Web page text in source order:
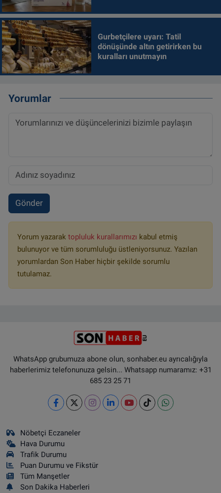
Gurbetçilere uyarı: Tatil
dönüşünde altın getirirken bu
kuralları unutmayın
Yorumlar
Gönder
Yorum yazarak topluluk kurallarımızı kabul etmiş
bulunuyor ve tüm sorumluluğu üstleniyorsunuz. Yazılan
yorumlardan Son Haber hiçbir şekilde sorumlu
tutulamaz.
WhatsApp grubumuza abone olun, sonhaber.eu ayrıcalığıyla
haberlerimiz telefonunuza gelsin... Whatsapp numaramız: +31
685 23 25 71
Nöbetçi Eczaneler
Hava Durumu
Trafik Durumu
Puan Durumu ve Fikstür
Tüm Manşetler
Son Dakika Haberleri